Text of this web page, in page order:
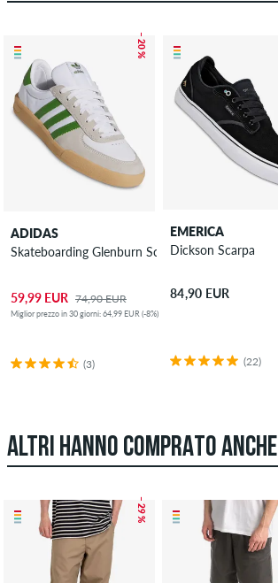
– 20 %
ADIDAS
Skateboarding Glenburn Scarpa
59,99 EUR 74,90 EUR
Miglior prezzo in 30 giorni: 64,99 EUR (-8%)
(3)
EMERICA
Dickson Scarpa
84,90 EUR
(22)
ALTRI HANNO COMPRATO ANCHE
– 29 %